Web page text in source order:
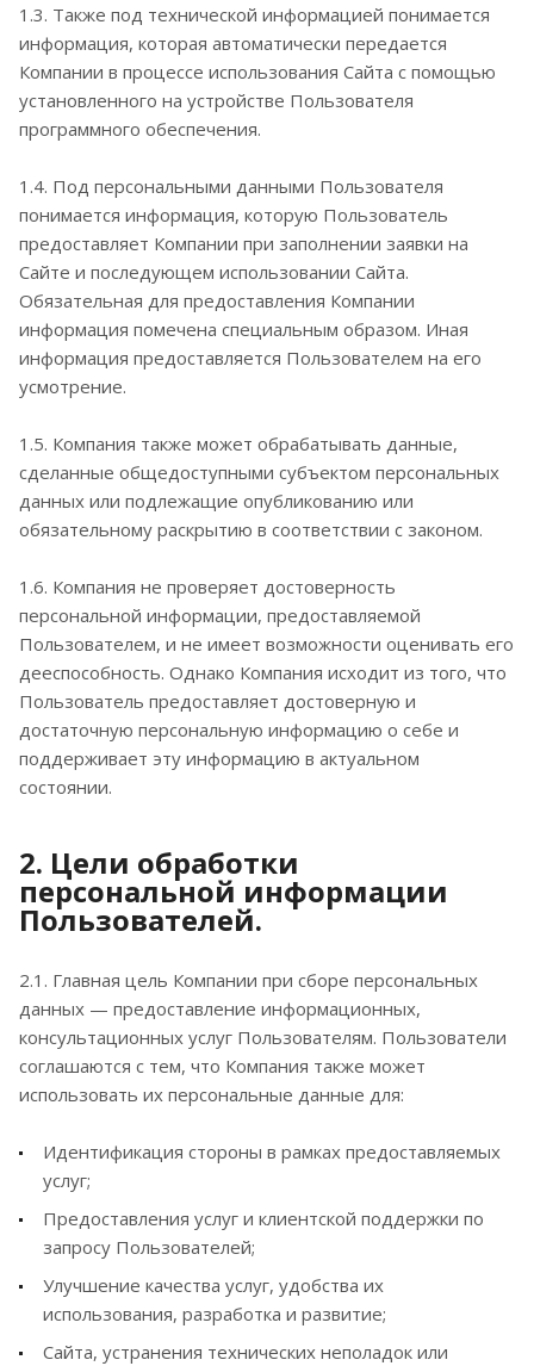
1.3. Также под технической информацией понимается
информация, которая автоматически передается
Компании в процессе использования Сайта с помощью
установленного на устройстве Пользователя
программного обеспечения.
1.4. Под персональными данными Пользователя
понимается информация, которую Пользователь
предоставляет Компании при заполнении заявки на
Сайте и последующем использовании Сайта.
Обязательная для предоставления Компании
информация помечена специальным образом. Иная
информация предоставляется Пользователем на его
усмотрение.
1.5. Компания также может обрабатывать данные,
сделанные общедоступными субъектом персональных
данных или подлежащие опубликованию или
обязательному раскрытию в соответствии с законом.
1.6. Компания не проверяет достоверность
персональной информации, предоставляемой
Пользователем, и не имеет возможности оценивать его
дееспособность. Однако Компания исходит из того, что
Пользователь предоставляет достоверную и
достаточную персональную информацию о себе и
поддерживает эту информацию в актуальном
состоянии.
2. Цели обработки
персональной информации
Пользователей.
2.1. Главная цель Компании при сборе персональных
данных — предоставление информационных,
консультационных услуг Пользователям. Пользователи
соглашаются с тем, что Компания также может
использовать их персональные данные для:
Идентификация стороны в рамках предоставляемых
услуг;
Предоставления услуг и клиентской поддержки по
запросу Пользователей;
Улучшение качества услуг, удобства их
использования, разработка и развитие;
Сайта, устранения технических неполадок или